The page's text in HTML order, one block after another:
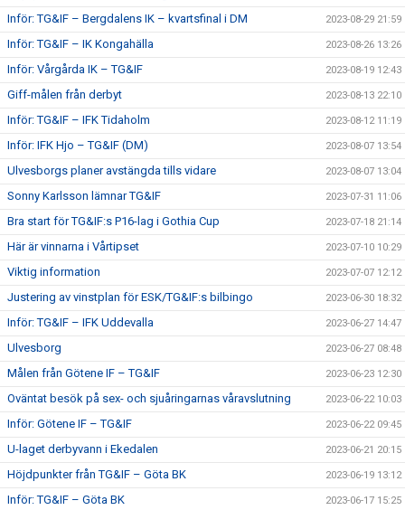
Inför: TG&IF – Bergdalens IK – kvartsfinal i DM 2023-08-29 21:59
Inför: TG&IF – IK Kongahälla 2023-08-26 13:26
Inför: Vårgårda IK – TG&IF 2023-08-19 12:43
Giff-målen från derbyt 2023-08-13 22:10
Inför: TG&IF – IFK Tidaholm 2023-08-12 11:19
Inför: IFK Hjo – TG&IF (DM) 2023-08-07 13:54
Ulvesborgs planer avstängda tills vidare 2023-08-07 13:04
Sonny Karlsson lämnar TG&IF 2023-07-31 11:06
Bra start för TG&IF:s P16-lag i Gothia Cup 2023-07-18 21:14
Här är vinnarna i Vårtipset 2023-07-10 10:29
Viktig information 2023-07-07 12:12
Justering av vinstplan för ESK/TG&IF:s bilbingo 2023-06-30 18:32
Inför: TG&IF – IFK Uddevalla 2023-06-27 14:47
Ulvesborg 2023-06-27 08:48
Målen från Götene IF – TG&IF 2023-06-23 12:30
Oväntat besök på sex- och sjuåringarnas våravslutning 2023-06-22 10:03
Inför: Götene IF – TG&IF 2023-06-22 09:45
U-laget derbyvann i Ekedalen 2023-06-21 20:15
Höjdpunkter från TG&IF – Göta BK 2023-06-19 13:12
Inför: TG&IF – Göta BK 2023-06-17 15:25